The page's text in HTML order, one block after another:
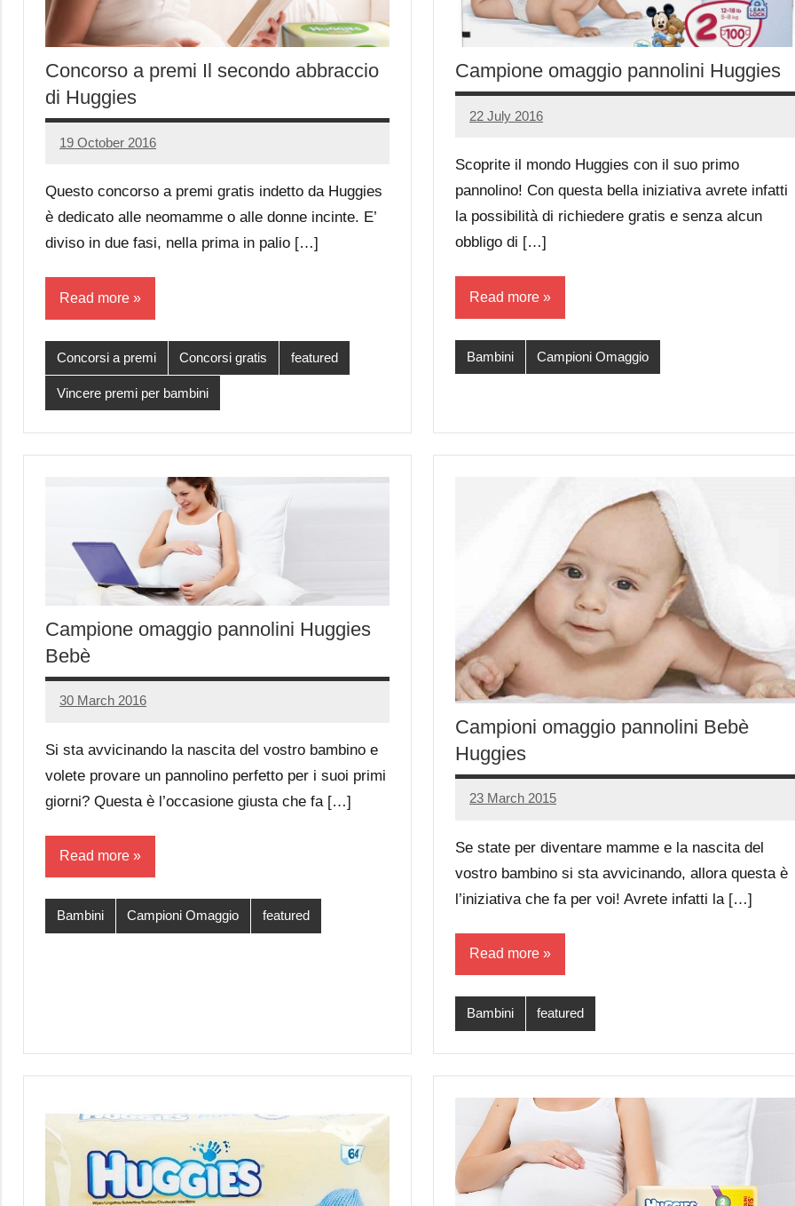
Concorso a premi Il secondo abbraccio
di Huggies
19 October 2016
Luca
No
Questo concorso a premi gratis indetto da Huggies
è dedicato alle neomamme o alle donne incinte. E’
diviso in due fasi, nella prima in palio […]
Read more
Concorsi a premi Concorsi gratis featured
Vincere premi per bambini
Campione omaggio pannolini Huggies
22 July 2016
Luca
5
Scoprite il mondo Huggies con il suo primo
pannolino! Con questa bella iniziativa avrete infatti
la possibilità di richiedere gratis e senza alcun
obbligo di […]
Read more
Bambini Campioni Omaggio
Campione omaggio pannolini Huggies
Bebè
30 March 2016
Luca
1
Si sta avvicinando la nascita del vostro bambino e
volete provare un pannolino perfetto per i suoi primi
giorni? Questa è l’occasione giusta che fa […]
Read more
Bambini Campioni Omaggio featured
Campioni omaggio pannolini Bebè
Huggies
23 March 2015
Luca
No
Se state per diventare mamme e la nascita del
vostro bambino si sta avvicinando, allora questa è
l’iniziativa che fa per voi! Avrete infatti la […]
Read more
Bambini featured